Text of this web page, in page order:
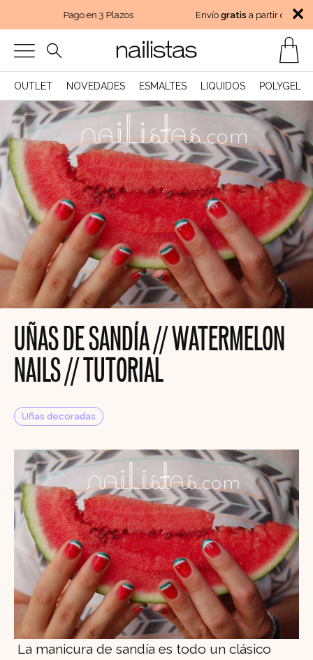
Pago en 3 Plazos Envíogratisa partir de 45€
✕
OUTLET NOVEDADES ESMALTES LIQUIDOS POLYGEL
UÑAS DE SANDÍA // WATERMELON
NAILS // TUTORIAL
Uñas decoradas
La manicura de sandía es todo un clásico